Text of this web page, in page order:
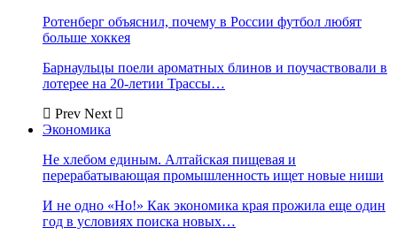
Ротенберг объяснил, почему в России футбол любят
больше хоккея
Барнаульцы поели ароматных блинов и поучаствовали в
лотерее на 20-летии Трассы…
Prev Next
Экономика
Не хлебом единым. Алтайская пищевая и
перерабатывающая промышленность ищет новые ниши
И не одно «Но!» Как экономика края прожила еще один
год в условиях поиска новых…